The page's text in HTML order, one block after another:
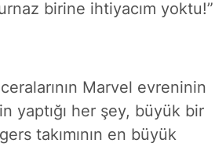
birine ihtiyacım yoktu!”
Marvel evreninin
yaptığı her şey, büyük bir
takımının en büyük